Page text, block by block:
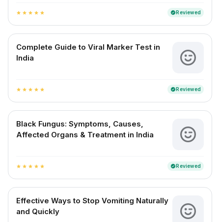
star star star star star verifiedReviewed
Complete Guide to Viral Marker Test in
India
star star star star star verifiedReviewed
Black Fungus: Symptoms, Causes,
Affected Organs & Treatment in India
star star star star star verifiedReviewed
Effective Ways to Stop Vomiting Naturally
and Quickly